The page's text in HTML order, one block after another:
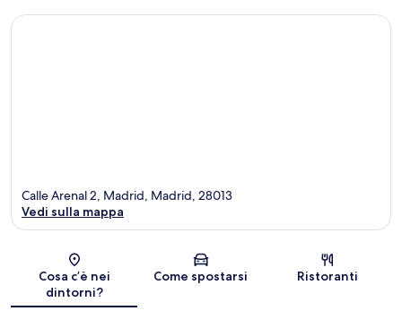
Mappa
Calle Arenal 2, Madrid, Madrid, 28013
Vedi sulla mappa
Cosa c’è nei
dintorni?
Come spostarsi Ristoranti